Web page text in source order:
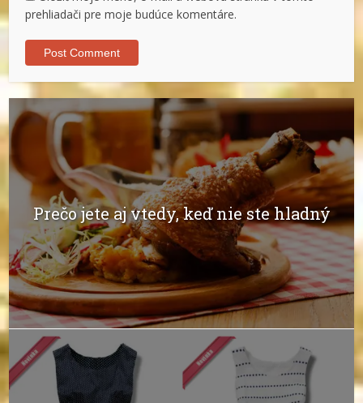
prehliadači pre moje budúce komentáre.
Prečo jete aj vtedy, keď nie ste hladný